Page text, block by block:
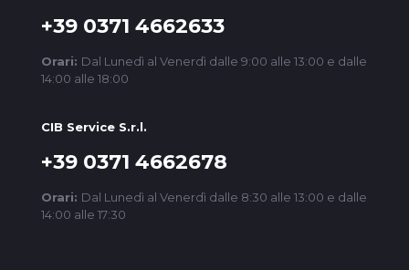
+39 0371 4662633
Orari: Dal Lunedì al Venerdì dalle 9:00 alle 13:00 e dalle
14:00 alle 18:00
CIB Service S.r.l.
+39 0371 4662678
Orari: Dal Lunedì al Venerdì dalle 8:30 alle 13:00 e dalle
14:00 alle 17:30